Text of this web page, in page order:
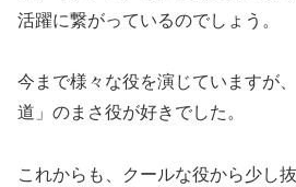
活躍に繋がっているのでしょう。
今まで様々な役を演じていますが
道」のまさ役が好きでした。
これからも、クールな役から少し